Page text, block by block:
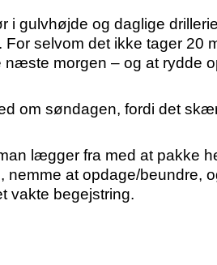
i gulvhøjde og daglige
selvom det ikke tager 20
næste morgen – og at rydde
om søndagen, fordi det
lægger fra med at pakke
nemme at opdage/beundre,
vakte begejstring.